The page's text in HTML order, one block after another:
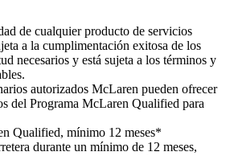
de cualquier producto de servicios
a la cumplimentación exitosa de los
necesarios y está sujeta a los términos y
autorizados McLaren pueden ofrecer
del Programa McLaren Qualified para
Qualified, mínimo 12 meses*
durante un mínimo de 12 meses,